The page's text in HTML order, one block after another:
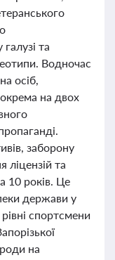
та
Водночас
осіб,
на двох
заборону
ліцензій та
10 років. Це
держави у
спортсмени
на